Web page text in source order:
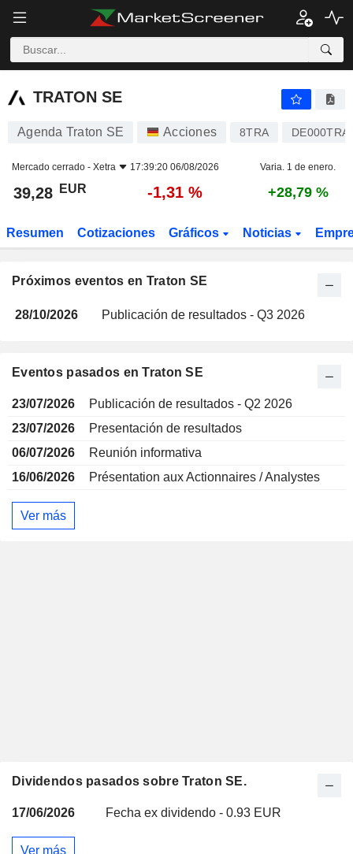
TRATON SE
TRATON SE
Agenda Traton SE Acciones 8TRA
Mercado cerrado - Xetra 17:39:20 06/08/2026 Varia. 1 de enero.
39,28 EUR -1,31 % +28,79 %
Resumen Cotizaciones Gráficos Noticias
Próximos eventos en Traton SE
28/10/2026 Publicación de resultados - Q3 2026
Eventos pasados en Traton SE
23/07/2026
Publicación de resultados - Q2 2026
23/07/2026
Presentación de resultados
06/07/2026
Reunión informativa
16/06/2026
Présentation aux Actionnaires / Analystes
Ver más
Dividendos pasados sobre Traton SE.
17/06/2026 Fecha ex dividendo - 0.93 EUR
Ver más